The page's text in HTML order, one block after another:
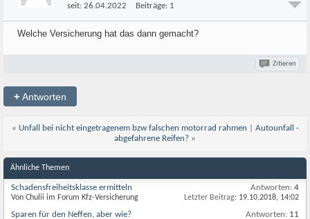
seit: 26.04.2022 Beiträge: 1
Welche Versicherung hat das dann gemacht?
Zitieren
+Antworten
« Unfall bei nicht eingetragenem bzw falschen motorrad rahmen
Autounfall -
abgefahrene Reifen? »
Ähnliche Themen
Schadensfreiheitsklasse ermitteln
Von Chulii im Forum Kfz-Versicherung
Antworten: 4
Letzter Beitrag: 19.10.2018, 14:02
Sparen für den Neffen, aber wie? Antworten: 11